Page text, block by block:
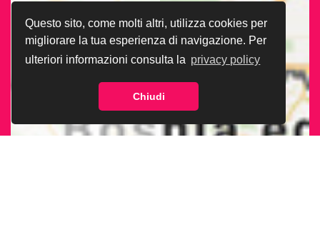
Questo sito, come molti altri, utilizza cookies per
migliorare la tua esperienza di navigazione. Per
ulteriori informazioni consulta la privacy policy
Chiudi